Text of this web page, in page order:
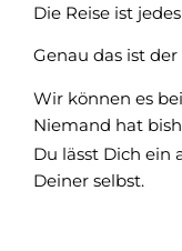
Die Reise ist
Genau das ist
Wir können es
Niemand hat
Du lässt Dich ein
Deiner selbst.